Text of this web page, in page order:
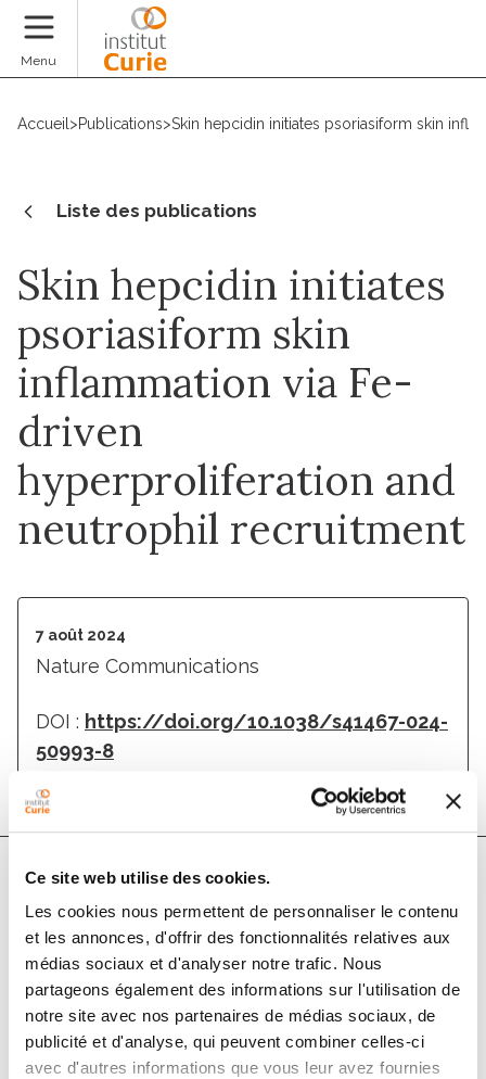
Ce site web utilise des cookies.
Les cookies nous permettent de personnaliser le contenu
et les annonces, d'offrir des fonctionnalités relatives aux
médias sociaux et d'analyser notre trafic. Nous
partageons également des informations sur l'utilisation de
notre site avec nos partenaires de médias sociaux, de
publicité et d'analyse, qui peuvent combiner celles-ci
avec d'autres informations que vous leur avez fournies
Menu
Accueil >Publications>Skin hepcidin initiates psoriasiform skin
Liste des publications
Skin hepcidin initiates
psoriasiform skin
inflammation via Fe-
driven
hyperproliferation and
neutrophil recruitment
7 août 2024
Nature Communications
DOI : https://doi.org/10.1038/s41467-024-
50993-8
Membres